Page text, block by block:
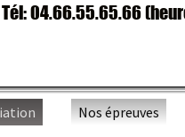
Nos épreuves
04.66.55.65.66